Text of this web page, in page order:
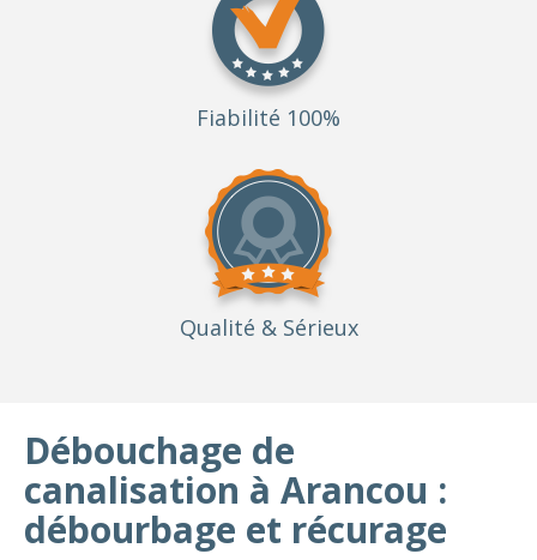
Fiabilité 100%
Qualité & Sérieux
Débouchage de
canalisation à Arancou :
débourbage et récurage